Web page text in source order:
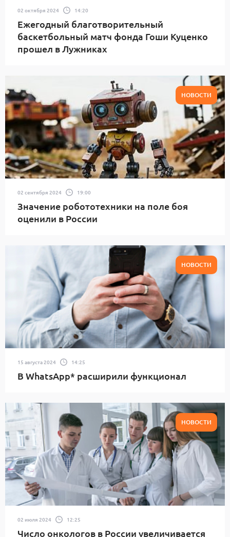
02 октября 2024 14:20
Ежегодный благотворительный
баскетбольный матч фонда Гоши Куценко
прошел в Лужниках
НОВОСТИ
02 сентября 2024 19:00
Значение робототехники на поле боя
оценили в России
НОВОСТИ
15 августа 2024 14:25
В WhatsApp* расширили функционал
НОВОСТИ
02 июля 2024 12:25
Число онкологов в России увеличивается